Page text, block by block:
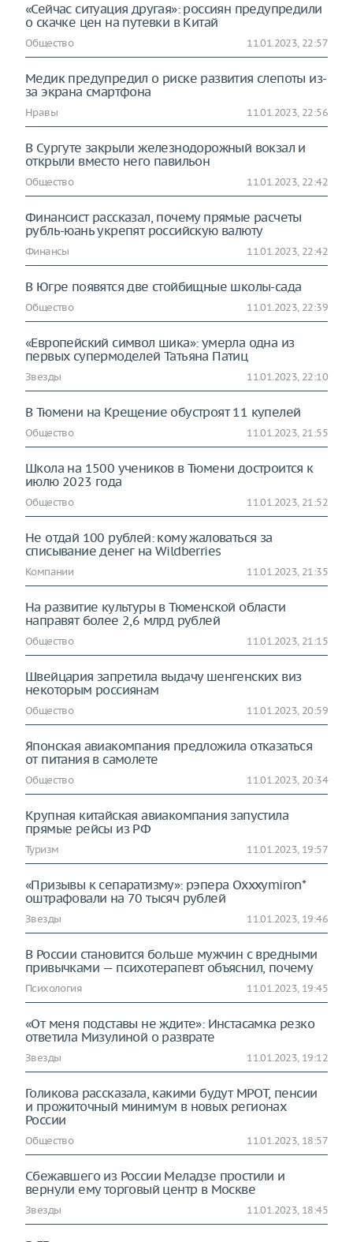
«Сейчас ситуация другая»: россиян предупредили
о скачке цен на путевки в Китай
Общество 11.01.2023, 22:57
Медик предупредил о риске развития слепоты из-
за экрана смартфона
Нравы 11.01.2023, 22:56
В Сургуте закрыли железнодорожный вокзал и
открыли вместо него павильон
Общество 11.01.2023, 22:42
Финансист рассказал, почему прямые расчеты
рубль-юань укрепят российскую валюту
Финансы 11.01.2023, 22:42
В Югре появятся две стойбищные школы-сада
Общество 11.01.2023, 22:39
«Европейский символ шика»: умерла одна из
первых супермоделей Татьяна Патиц
Звезды 11.01.2023, 22:10
В Тюмени на Крещение обустроят 11 купелей
Общество 11.01.2023, 21:55
Школа на 1500 учеников в Тюмени достроится к
июлю 2023 года
Общество 11.01.2023, 21:52
Не отдай 100 рублей: кому жаловаться за
списывание денег на Wildberries
Компании 11.01.2023, 21:35
На развитие культуры в Тюменской области
направят более 2,6 млрд рублей
Общество 11.01.2023, 21:15
Швейцария запретила выдачу шенгенских виз
некоторым россиянам
Общество 11.01.2023, 20:59
Японская авиакомпания предложила отказаться
от питания в самолете
Общество 11.01.2023, 20:34
Крупная китайская авиакомпания запустила
прямые рейсы из РФ
Туризм 11.01.2023, 19:57
«Призывы к сепаратизму»: рэпера Oxxxymiron*
оштрафовали на 70 тысяч рублей
Звезды 11.01.2023, 19:46
В России становится больше мужчин с вредными
привычками — психотерапевт объяснил, почему
Психология 11.01.2023, 19:45
«От меня подставы не ждите»: Инстасамка резко
ответила Мизулиной о разврате
Звезды 11.01.2023, 19:12
Голикова рассказала, какими будут МРОТ, пенсии
и прожиточный минимум в новых регионах
России
Общество 11.01.2023, 18:57
Сбежавшего из России Меладзе простили и
вернули ему торговый центр в Москве
Звезды 11.01.2023, 18:45